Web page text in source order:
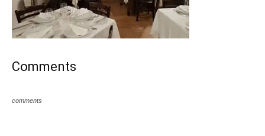
Comments
comments